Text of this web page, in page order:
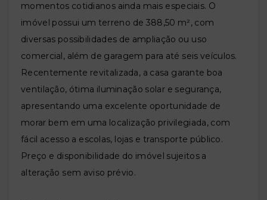
momentos cotidianos ainda mais especiais. O
imóvel possui um terreno de 388,50 m², com
diversas possibilidades de ampliação ou uso
comercial, além de garagem para até seis veículos.
Recentemente revitalizada, a casa garante boa
ventilação, ótima iluminação solar e segurança,
apresentando uma excelente oportunidade de
morar bem em uma localização privilegiada, com
fácil acesso a escolas, lojas e transporte público.
Preço e disponibilidade do imóvel sujeitos a
alteração sem aviso prévio.